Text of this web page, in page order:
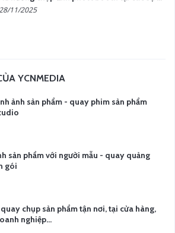
11/2025
YCNMEDIA
ảnh sản phẩm - quay phim sản phẩm
sản phẩm với người mẫu - quay quảng
gói
chụp sản phẩm tận nơi, tại cửa hàng,
nghiệp…